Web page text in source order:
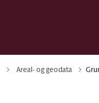
Tilbage til
Areal- og geodata